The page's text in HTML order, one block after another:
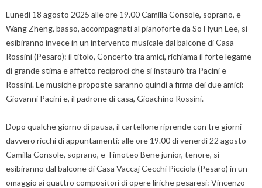
Lunedì 18 agosto 2025 alle ore 19.00 Camilla Console, soprano, e
Wang Zheng, basso, accompagnati al pianoforte da So Hyun Lee, si
esibiranno invece in un intervento musicale dal balcone di Casa
Rossini (Pesaro): il titolo, Concerto tra amici, richiama il forte legame
di grande stima e affetto reciproci che si instaurò tra Pacini e
Rossini. Le musiche proposte saranno quindi a firma dei due amici:
Giovanni Pacini e, il padrone di casa, Gioachino Rossini.
Dopo qualche giorno di pausa, il cartellone riprende con tre giorni
davvero ricchi di appuntamenti: alle ore 19.00 di venerdì 22 agosto
Camilla Console, soprano, e Timoteo Bene junior, tenore, si
esibiranno dal balcone di Casa Vaccaj Cecchi Picciola (Pesaro) in un
omaggio ai quattro compositori di opere liriche pesaresi: Vincenzo